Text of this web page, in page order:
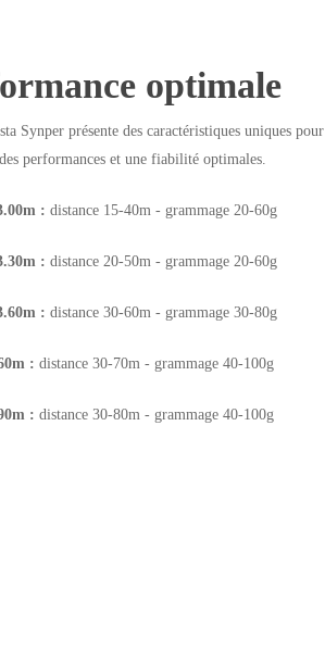
optimale
Synper présente des caractéristiques uniques pour
performances et une fiabilité optimales.
: distance 15-40m - grammage 20-60g
: distance 20-50m - grammage 20-60g
: distance 30-60m - grammage 30-80g
: distance 30-70m - grammage 40-100g
: distance 30-80m - grammage 40-100g